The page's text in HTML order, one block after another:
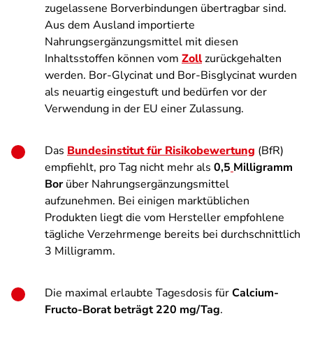
zugelassene Borverbindungen übertragbar sind.
Aus dem Ausland importierte
Nahrungsergänzungsmittel mit diesen
Inhaltsstoffen können vom Zollzurückgehalten
werden. Bor-Glycinat und Bor-Bisglycinat wurden
als neuartig eingestuft und bedürfen vor der
Verwendung in der EU einer Zulassung.
Das Bundesinstitut für Risikobewertung (BfR)
empfiehlt, pro Tag nicht mehr als 0,5 Milligramm
Borüber Nahrungsergänzungsmittel
aufzunehmen. Bei einigen marktüblichen
Produkten liegt die vom Hersteller empfohlene
tägliche Verzehrmenge bereits bei durchschnittlich
3 Milligramm.
Die maximal erlaubte Tagesdosis fürCalcium-
Fructo-Borat beträgt 220 mg/Tag.